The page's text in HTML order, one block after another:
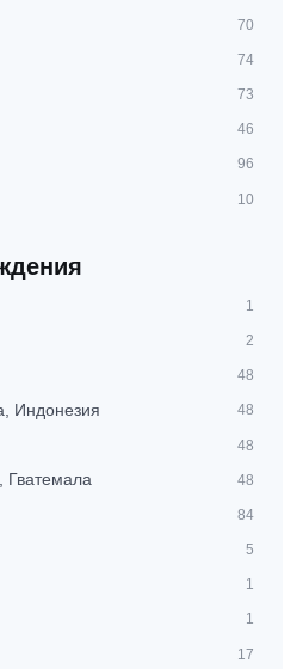
70
74
73
46
96
10
1
2
48
Индонезия 48
48
Гватемала 48
84
5
1
1
17